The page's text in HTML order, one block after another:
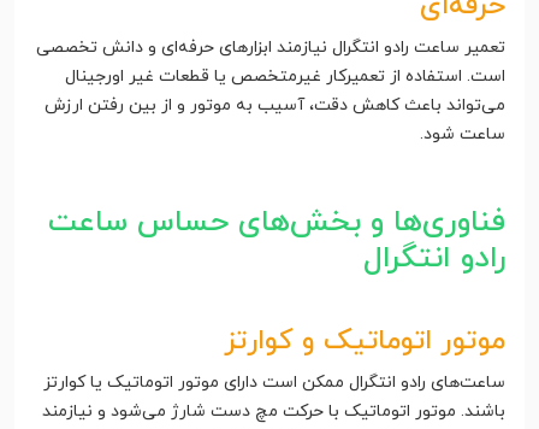
تعمیر ساعت رادو انتگرال نیازمند ابزارهای حرفه‌ای و دانش تخصصی
است. استفاده از تعمیرکار غیرمتخصص یا قطعات غیر اورجینال
می‌تواند باعث کاهش دقت، آسیب به موتور و از بین رفتن ارزش
ساعت شود.
فناوری‌ها و بخش‌های حساس ساعت
رادو انتگرال
موتور اتوماتیک و کوارتز
ساعت‌های رادو انتگرال ممکن است دارای موتور اتوماتیک یا کوارتز
باشند. موتور اتوماتیک با حرکت مچ دست شارژ می‌شود و نیازمند